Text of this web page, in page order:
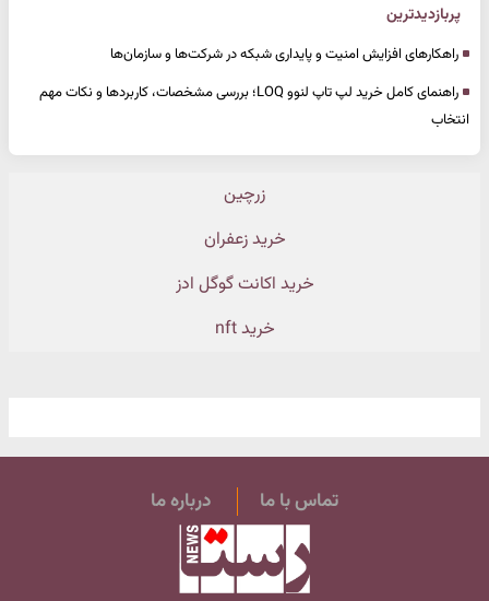
پربازدیدترین
راهکارهای افزایش امنیت و پایداری شبکه در شرکت‌ها و سازمان‌ها
راهنمای کامل خرید لپ تاپ لنوو LOQ؛ بررسی مشخصات، کاربردها و نکات مهم
انتخاب
زرچین
خرید زعفران
خرید اکانت گوگل ادز
خرید nft
تماس با ما درباره ما